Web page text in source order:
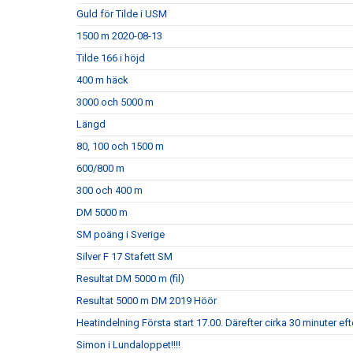
Guld för Tilde i USM
1500 m 2020-08-13
Tilde 166 i höjd
400 m häck
3000 och 5000 m
Längd
80, 100 och 1500 m
600/800 m
300 och 400 m
DM 5000 m
SM poäng i Sverige
Silver F 17 Stafett SM
Resultat DM 5000 m (fil)
Resultat 5000 m DM 2019 Höör
Heatindelning Första start 17.00. Därefter cirka 30 minuter
Simon i Lundaloppet!!!!